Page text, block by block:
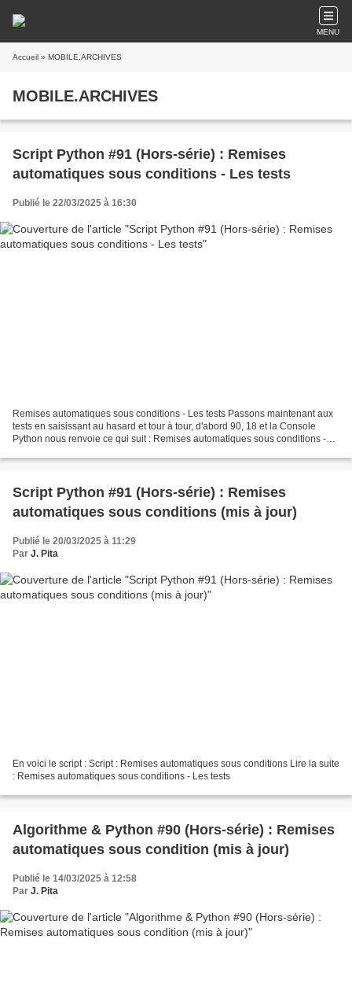
MENU
Accueil » MOBILE.ARCHIVES
MOBILE.ARCHIVES
Script Python #91 (Hors-série) : Remises
automatiques sous conditions - Les tests
Publié le 22/03/2025 à 16:30
Remises automatiques sous conditions - Les tests Passons maintenant aux
tests en saisissant au hasard et tour à tour, d'abord 90, 18 et la Console
Python nous renvoie ce qui suit : Remises automatiques sous conditions -
Script Python #91 (Hors-série) : Remises
automatiques sous conditions (mis à jour)
Publié le 20/03/2025 à 11:29
Par J. Pita
En voici le script : Script : Remises automatiques sous conditions Lire la suite
: Remises automatiques sous conditions - Les tests
Algorithme & Python #90 (Hors-série) : Remises
automatiques sous condition (mis à jour)
Publié le 14/03/2025 à 12:58
Par J. Pita